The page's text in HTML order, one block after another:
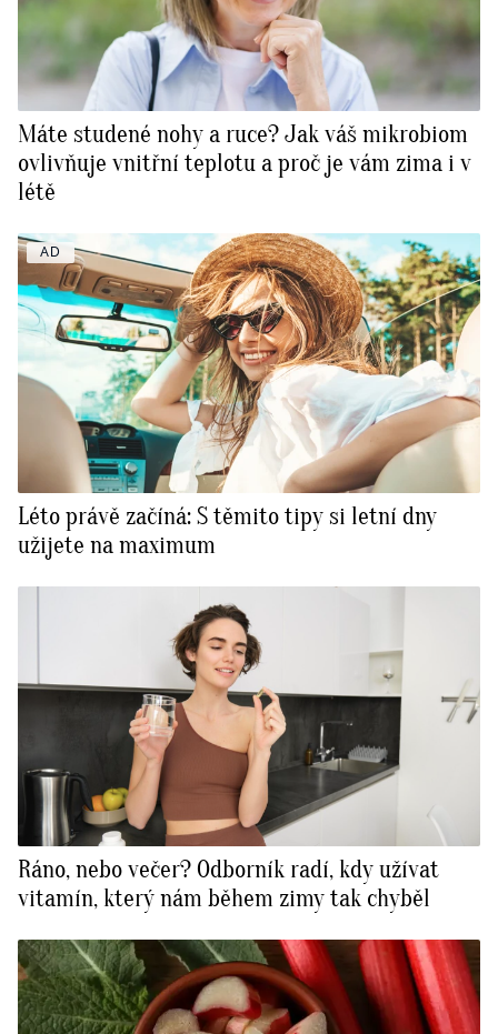
Máte studené nohy a ruce? Jak váš mikrobiom
ovlivňuje vnitřní teplotu a proč je vám zima i v
létě
AD
Léto právě začíná: S těmito tipy si letní dny
užijete na maximum
Ráno, nebo večer? Odborník radí, kdy užívat
vitamín, který nám během zimy tak chyběl